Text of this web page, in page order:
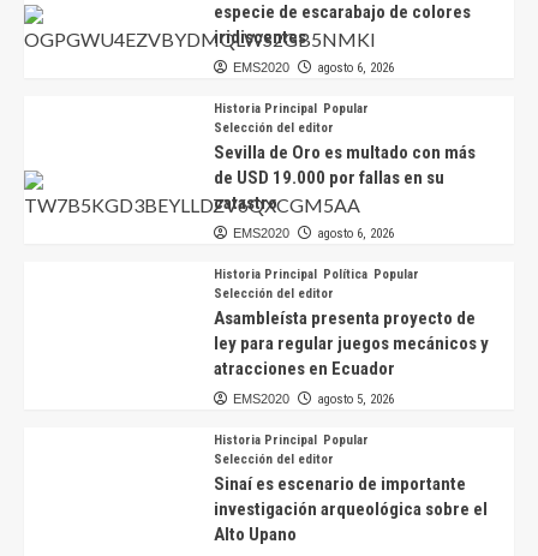
especie de escarabajo de colores
iridiscentes
EMS2020 agosto 6, 2026
Historia Principal
Popular
Selección del editor
Sevilla de Oro es multado con más
de USD 19.000 por fallas en su
catastro
EMS2020 agosto 6, 2026
Historia Principal Política Popular
Selección del editor
Asambleísta presenta proyecto de
ley para regular juegos mecánicos y
atracciones en Ecuador
EMS2020 agosto 5, 2026
Historia Principal
Popular
Selección del editor
Sinaí es escenario de importante
investigación arqueológica sobre el
Alto Upano